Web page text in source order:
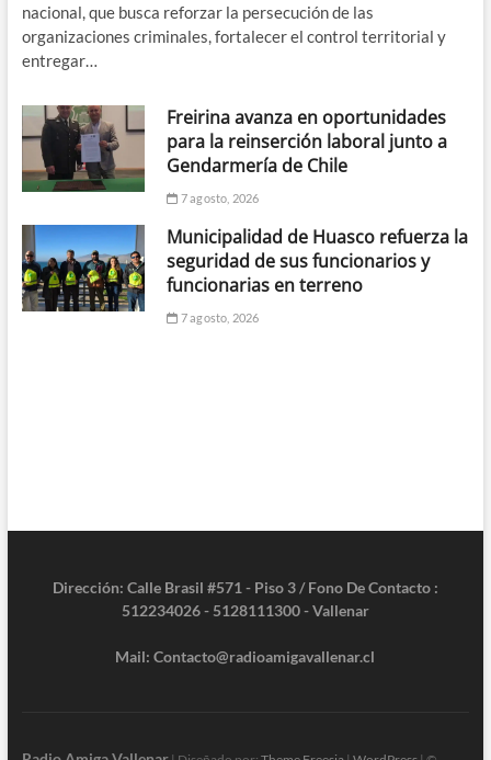
nacional, que busca reforzar la persecución de las
organizaciones criminales, fortalecer el control territorial y
entregar…
Freirina avanza en oportunidades
para la reinserción laboral junto a
Gendarmería de Chile
7 agosto, 2026
Municipalidad de Huasco refuerza la
seguridad de sus funcionarios y
funcionarias en terreno
7 agosto, 2026
Dirección: Calle Brasil #571 - Piso 3 / Fono De Contacto :
512234026 - 5128111300 - Vallenar
Mail: Contacto@radioamigavallenar.cl